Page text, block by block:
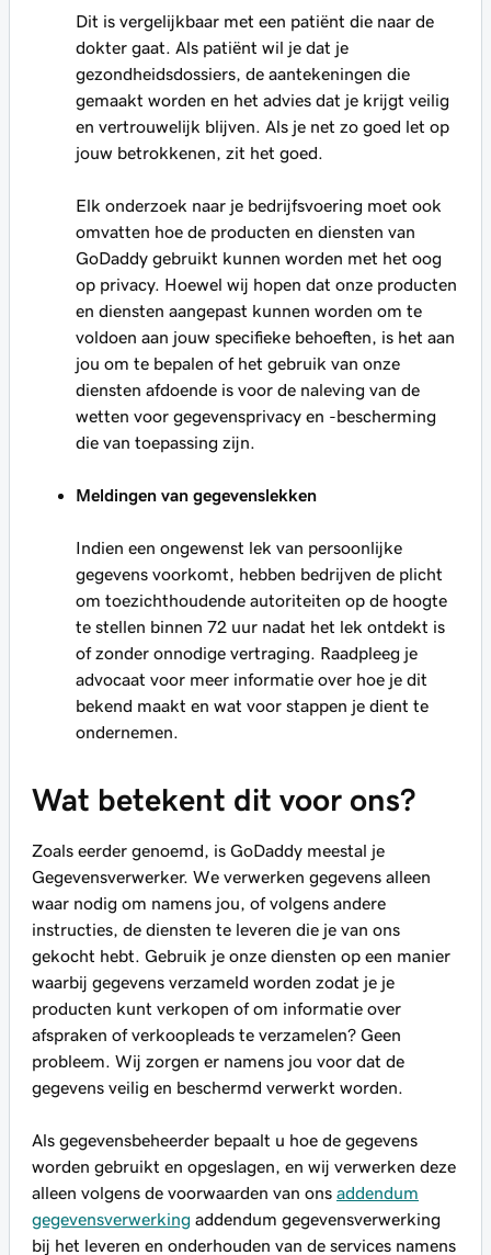
Dit is vergelijkbaar met een patiënt die naar de
dokter gaat. Als patiënt wil je dat je
gezondheidsdossiers, de aantekeningen die
gemaakt worden en het advies dat je krijgt veilig
en vertrouwelijk blijven. Als je net zo goed let op
jouw betrokkenen, zit het goed.
Elk onderzoek naar je bedrijfsvoering moet ook
omvatten hoe de producten en diensten van
GoDaddy gebruikt kunnen worden met het oog
op privacy. Hoewel wij hopen dat onze producten
en diensten aangepast kunnen worden om te
voldoen aan jouw specifieke behoeften, is het aan
jou om te bepalen of het gebruik van onze
diensten afdoende is voor de naleving van de
wetten voor gegevensprivacy en -bescherming
die van toepassing zijn.
Meldingen van gegevenslekken
Indien een ongewenst lek van persoonlijke
gegevens voorkomt, hebben bedrijven de plicht
om toezichthoudende autoriteiten op de hoogte
te stellen binnen 72 uur nadat het lek ontdekt is
of zonder onnodige vertraging. Raadpleeg je
advocaat voor meer informatie over hoe je dit
bekend maakt en wat voor stappen je dient te
ondernemen.
Wat betekent dit voor ons?
Zoals eerder genoemd, is GoDaddy meestal je
Gegevensverwerker. We verwerken gegevens alleen
waar nodig om namens jou, of volgens andere
instructies, de diensten te leveren die je van ons
gekocht hebt. Gebruik je onze diensten op een manier
waarbij gegevens verzameld worden zodat je je
producten kunt verkopen of om informatie over
afspraken of verkoopleads te verzamelen? Geen
probleem. Wij zorgen er namens jou voor dat de
gegevens veilig en beschermd verwerkt worden.
Als gegevensbeheerder bepaalt u hoe de gegevens
worden gebruikt en opgeslagen, en wij verwerken deze
alleen volgens de voorwaarden van ons addendum
gegevensverwerking addendum gegevensverwerking
bij het leveren en onderhouden van de services namens